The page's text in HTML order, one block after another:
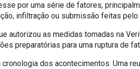
por uma série de fatores,
infiltração ou submissão feitas
autorizou as medidas tomadas na
preparatórias para uma ruptura de
cronologia dos acontecimentos. Uma